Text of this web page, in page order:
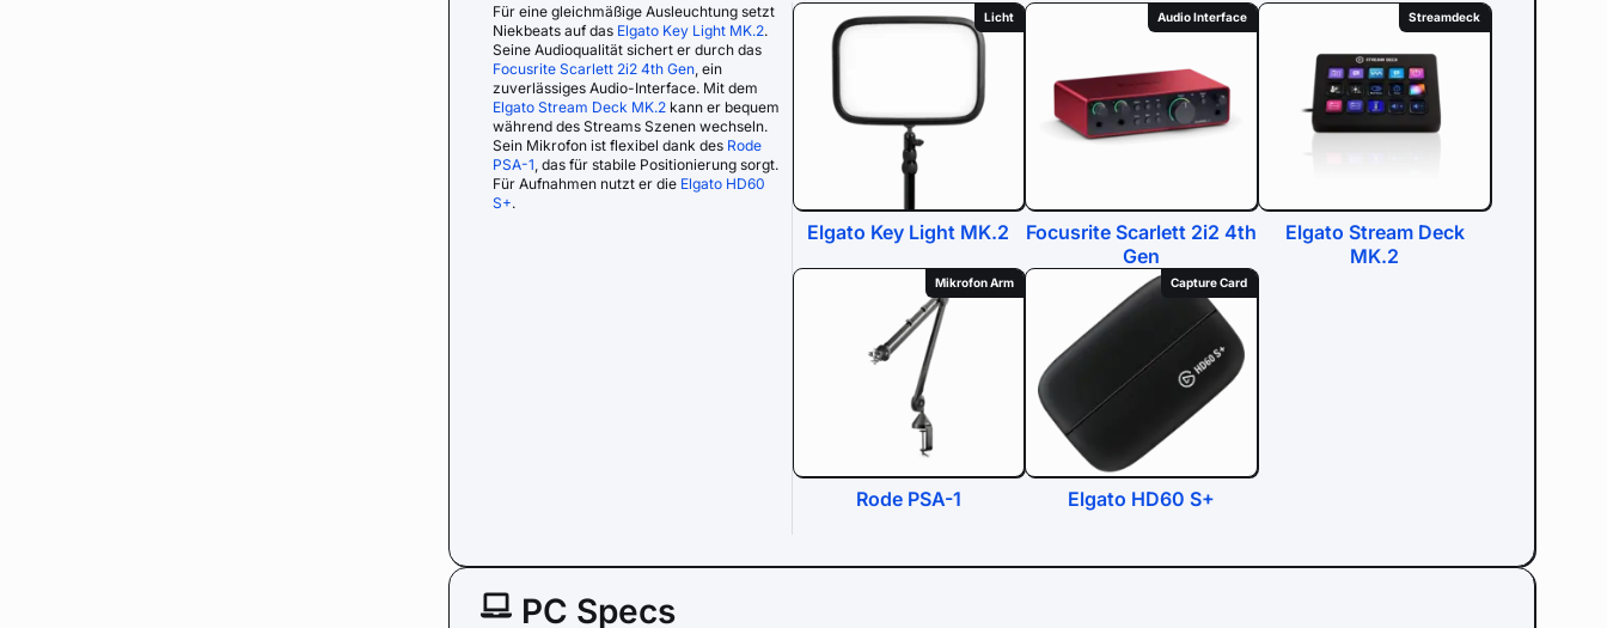
Für eine gleichmäßige Ausleuchtung setzt
Niekbeats auf das Elgato Key Light MK.2.
Seine Audioqualität sichert er durch das
Focusrite Scarlett 2i2 4th Gen , ein
zuverlässiges Audio-Interface. Mit dem
Elgato Stream Deck MK.2 kann er bequem
während des Streams Szenen wechseln.
Sein Mikrofon ist flexibel dank des Rode
PSA-1 , das für stabile Positionierung sorgt.
Für Aufnahmen nutzt er die Elgato HD60
S+.
Licht
Elgato Key Light MK.2
Audio Interface
Focusrite Scarlett 2i2 4th
Gen
Streamdeck
Elgato Stream Deck
MK.2
Mikrofon Arm
Rode PSA-1
Capture Card
Elgato HD60 S+
PC Specs